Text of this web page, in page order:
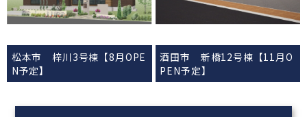
松本市 梓川3号棟【8月OPE
N予定】
酒田市 新橋12号棟【11月O
PEN予定】